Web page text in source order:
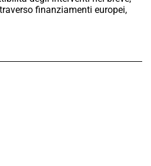
finanziamenti europei,